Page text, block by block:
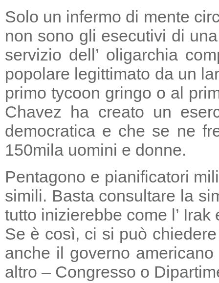
Solo un infermo di mente
non sono gli esecutivi di
servizio dell’ oligarchia
popolare legittimato da un
primo tycoon gringo o al
Chavez ha creato un
democratica e che se ne
150mila uomini e donne.
Pentagono e pianificatori
simili. Basta consultare la
tutto inizierebbe come l’
Se è così, ci si può
anche il governo
altro – Congresso o